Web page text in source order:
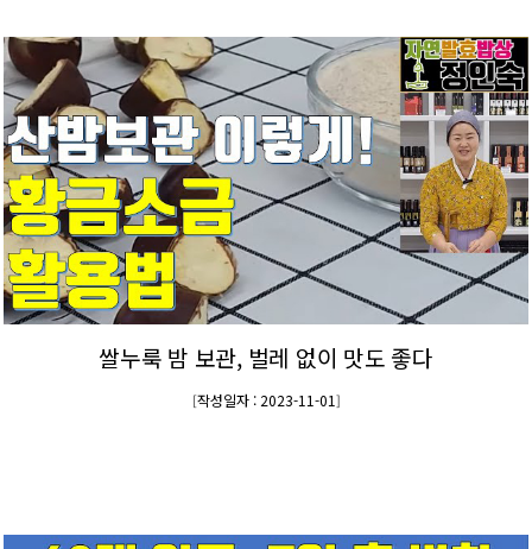
쌀누룩 밤 보관, 벌레 없이 맛도 좋다
[작성일자 : 2023-11-01]